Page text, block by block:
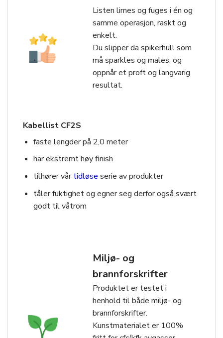
Listen limes og fuges i én og
samme operasjon, raskt og
enkelt.
Du slipper da spikerhull som
må sparkles og males, og
oppnår et proft og langvarig
resultat.
Kabellist CF2S
faste lengder på 2,0 meter
har ekstremt høy finish
tilhører vårtidløse serie av produkter
tåler fuktighet og egner seg derfor også svært
godt til våtrom
Miljø- og
brannforskrifter
Produktet er testet i
henhold til både miljø- og
brannforskrifter.
Kunstmaterialet er 100%